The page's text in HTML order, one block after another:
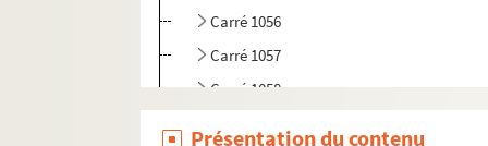
Carré 1056
Carré 1057
Carré 1058
Présentation du contenu